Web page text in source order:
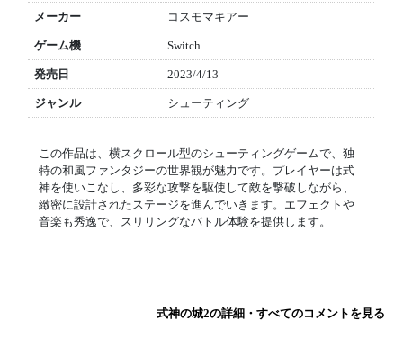
メーカー コスモマキアー
ゲーム機 Switch
発売日 2023/4/13
ジャンル シューティング
この作品は、横スクロール型のシューティングゲームで、独
特の和風ファンタジーの世界観が魅力です。プレイヤーは式
神を使いこなし、多彩な攻撃を駆使して敵を撃破しながら、
緻密に設計されたステージを進んでいきます。エフェクトや
音楽も秀逸で、スリリングなバトル体験を提供します。
式神の城2の詳細・すべてのコメントを見る